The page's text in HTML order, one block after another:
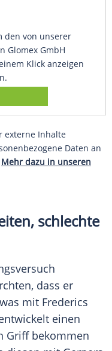
den von unserer
Glomex GmbH
Klick anzeigen
externe Inhalte
Daten an
Mehr dazu in unseren
schlechte
dass er
mit Frederics
einen
Griff bekommen